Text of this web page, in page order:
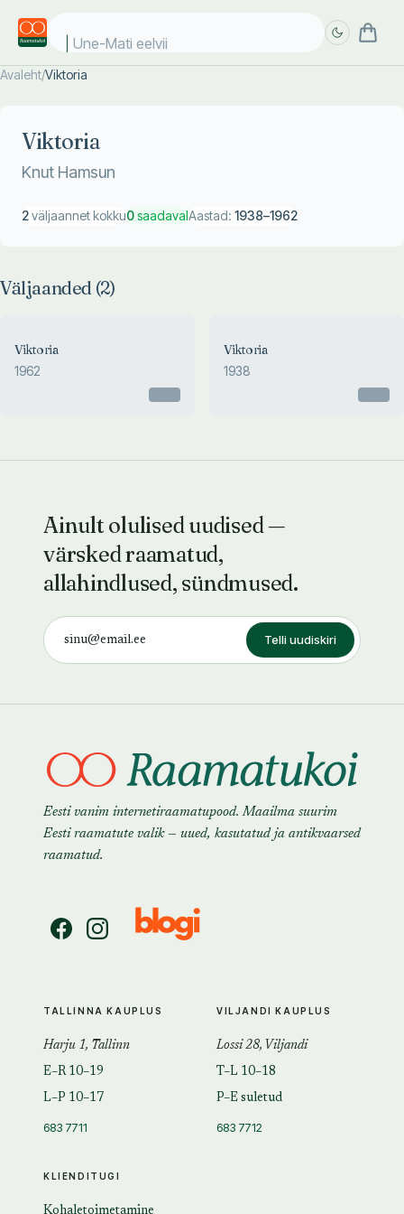
Une-Mati eelviim
Avaleht/Viktoria
Viktoria
Knut Hamsun
2väljaannet kokku0saadavalAastad: 1938–1962
Väljaanded (2)
Viktoria
1962
Viktoria
1938
Ainult olulised uudised —
värsked raamatud,
allahindlused, sündmused.
Telli uudiskiri
Eesti vanim internetiraamatupood. Maailma suurim
Eesti raamatute valik — uued, kasutatud ja antikvaarsed
raamatud.
KLIENDITUGI
TALLINNA KAUPLUS
Harju 1, Tallinn
E–R 10–19
L–P 10–17
683 7711
VILJANDI KAUPLUS
Lossi 28, Viljandi
T–L 10–18
P–E suletud
683 7712